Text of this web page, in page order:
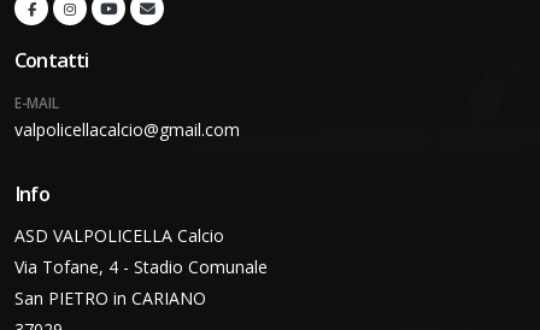
Contatti
E-MAIL
valpolicellacalcio@gmail.com
Info
ASD VALPOLICELLA Calcio
Via Tofane, 4 - Stadio Comunale
San PIETRO in CARIANO